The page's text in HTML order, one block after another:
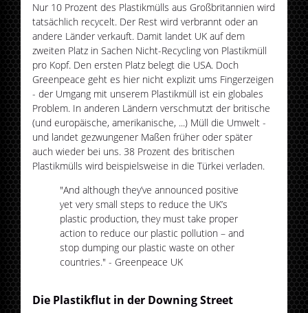
Nur 10 Prozent des Plastikmülls aus Großbritannien wird
tatsächlich recycelt. Der Rest wird verbrannt oder an
andere Länder verkauft. Damit landet UK auf dem
zweiten Platz in Sachen Nicht-Recycling von Plastikmüll
pro Kopf. Den ersten Platz belegt die USA. Doch
Greenpeace geht es hier nicht explizit ums Fingerzeigen
- der Umgang mit unserem Plastikmüll ist ein globales
Problem. In anderen Ländern verschmutzt der britische
(und europäische, amerikanische, ...) Müll die Umwelt -
und landet gezwungener Maßen früher oder später
auch wieder bei uns. 38 Prozent des britischen
Plastikmülls wird beispielsweise in die Türkei verladen.
"And although they’ve announced positive
yet very small steps to reduce the UK’s
plastic production, they must take proper
action to reduce our plastic pollution – and
stop dumping our plastic waste on other
countries." - Greenpeace UK
Die Plastikflut in der Downing Street